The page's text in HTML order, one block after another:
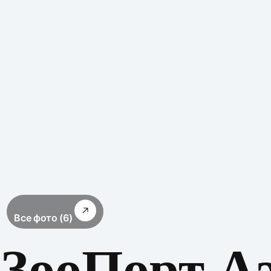
Все фото (6)